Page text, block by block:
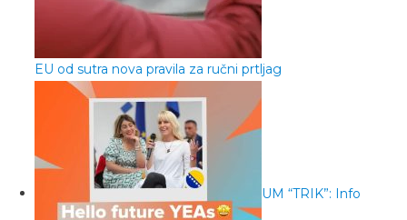
EU od sutra nova pravila za ručni prtljag
UM “TRIK”: Info